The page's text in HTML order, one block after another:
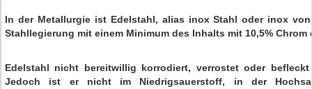
In der Metallurgie ist Edelstahl, alias inox Stahl oder inox
Stahllegierung mit einem Minimum des Inhalts mit 10,5% Chrom
Edelstahl nicht bereitwillig korrodiert, verrostet oder
Jedoch ist er nicht im Niedrigsauerstoff, in der